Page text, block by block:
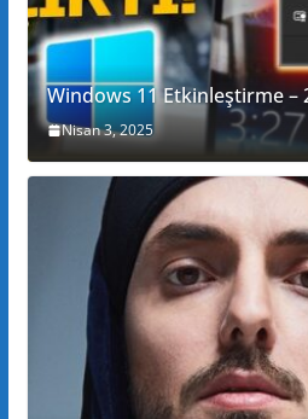
Windows 11 Etkinleştirme –
Nisan 3, 2025